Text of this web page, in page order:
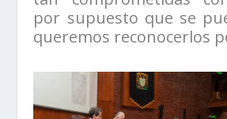
por supuesto que se
queremos reconocerlos